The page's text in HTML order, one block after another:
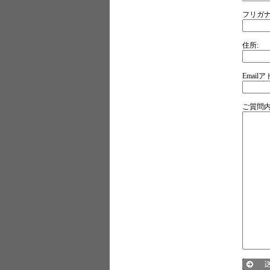
フリガ
住所:
Emailア
ご質問